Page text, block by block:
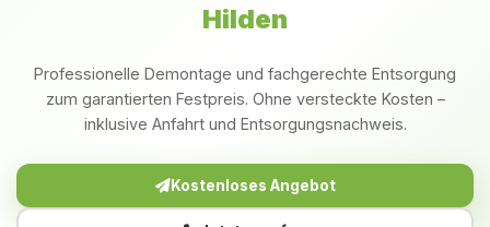
Hilden
Professionelle Demontage und fachgerechte Entsorgung
zum garantierten Festpreis. Ohne versteckte Kosten –
inklusive Anfahrt und Entsorgungsnachweis.
Kostenloses Angebot